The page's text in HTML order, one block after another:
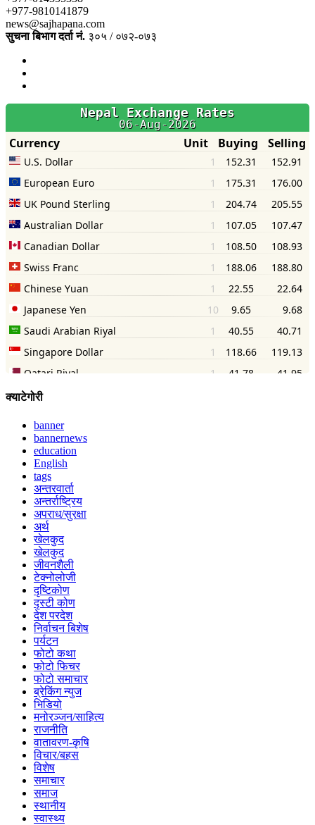
+977-9810141879
news@sajhapana.com
सुचना बिभाग दर्ता नं. ३०५ / ०७२-०७३
क्याटेगोरी
banner
bannernews
education
English
tags
अन्तरवार्ता
अन्तर्राष्ट्रिय
अपराध/सुरक्षा
अर्थ
खेलकुद
खेलकुद
जीवनशैली
टेक्नोलोजी
दृष्टिकोण
दृस्टी कोण
देश परदेश
निर्वाचन बिशेष
पर्यटन
फोटो कथा
फोटो फिचर
फोटो समाचार
ब्रेकिंग न्युज
भिडियो
मनोरञ्जन/साहित्य
राजनीति
वातावरण-कृषि
विचार/बहस
विशेष
समाचार
समाज
स्थानीय
स्वास्थ्य